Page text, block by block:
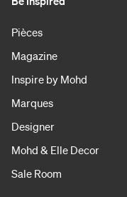
Pièces
Magazine
Inspire by Mohd
Marques
Designer
Mohd & Elle Decor
Sale Room